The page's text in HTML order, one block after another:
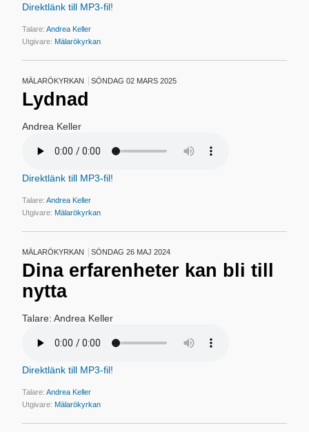
Direktlänk till MP3-fil!
Talare:Andrea Keller
Utgivare:Mälarökyrkan
MÄLARÖKYRKAN SÖNDAG 02 MARS 2025
Lydnad
Andrea Keller
Direktlänk till MP3-fil!
Talare:Andrea Keller
Utgivare:Mälarökyrkan
MÄLARÖKYRKAN SÖNDAG 26 MAJ 2024
Dina erfarenheter kan bli till
nytta
Talare: Andrea Keller
Direktlänk till MP3-fil!
Talare:Andrea Keller
Utgivare:Mälarökyrkan